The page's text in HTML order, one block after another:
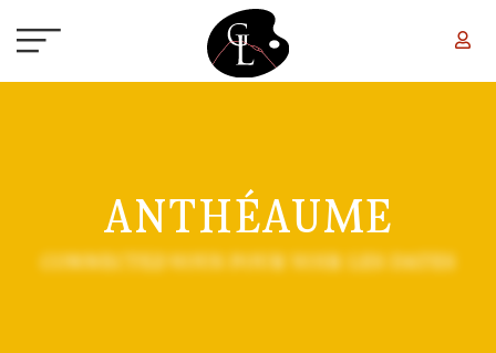
ANTHÉAUME
CONNECTEZ-VOUS POUR VOIR LES DATES